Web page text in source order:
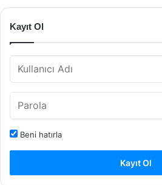
Kayıt Ol
Beni hatırla
Kayıt Ol